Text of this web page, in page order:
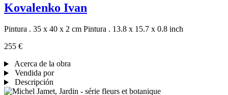
Kovalenko Ivan
Pintura . 35 x 40 x 2 cm Pintura . 13.8 x 15.7 x 0.8 inch
255 €
Acerca de la obra
Vendida por
Descripción